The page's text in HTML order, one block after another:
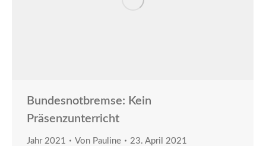
Bundesnotbremse: Kein
Präsenzunterricht
Jahr 2021 Von Pauline 23. April 2021